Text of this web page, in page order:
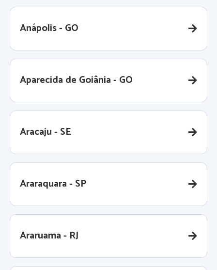
Anápolis - GO
Aparecida de Goiânia - GO
Aracaju - SE
Araraquara - SP
Araruama - RJ